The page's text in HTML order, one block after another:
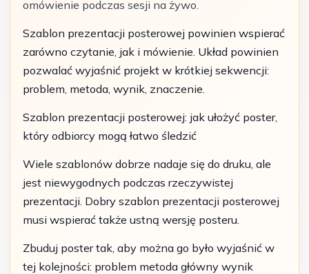
omówienie podczas sesji na żywo.
Szablon prezentacji posterowej powinien wspierać
zarówno czytanie, jak i mówienie. Układ powinien
pozwalać wyjaśnić projekt w krótkiej sekwencji:
problem, metoda, wynik, znaczenie.
Szablon prezentacji posterowej: jak ułożyć poster,
który odbiorcy mogą łatwo śledzić
Wiele szablonów dobrze nadaje się do druku, ale
jest niewygodnych podczas rzeczywistej
prezentacji. Dobry szablon prezentacji posterowej
musi wspierać także ustną wersję posteru.
Zbuduj poster tak, aby można go było wyjaśnić w
tej kolejności: problem metoda główny wynik